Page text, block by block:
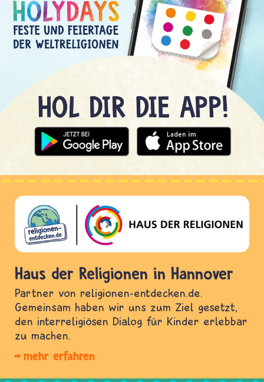
Haus der Religionen in Hannover
Partner von religionen-entdecken.de.
Gemeinsam haben wir uns zum Ziel gesetzt,
den interreligiösen Dialog für Kinder erlebbar
zu machen.
mehr erfahren